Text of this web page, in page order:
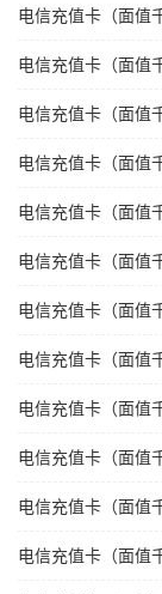
电信充值卡（面值
电信充值卡（面值
电信充值卡（面值
电信充值卡（面值
电信充值卡（面值
电信充值卡（面值
电信充值卡（面值
电信充值卡（面值
电信充值卡（面值
电信充值卡（面值
电信充值卡（面值
电信充值卡（面值